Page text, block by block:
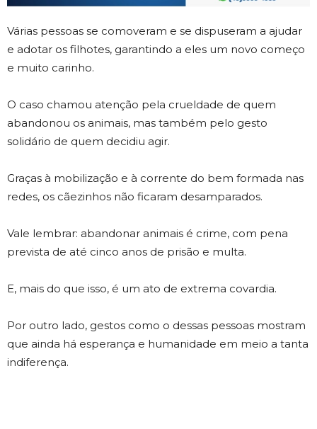
Várias pessoas se comoveram e se dispuseram a ajudar
e adotar os filhotes, garantindo a eles um novo começo
e muito carinho.
O caso chamou atenção pela crueldade de quem
abandonou os animais, mas também pelo gesto
solidário de quem decidiu agir.
Graças à mobilização e à corrente do bem formada nas
redes, os cãezinhos não ficaram desamparados.
Vale lembrar: abandonar animais é crime, com pena
prevista de até cinco anos de prisão e multa.
E, mais do que isso, é um ato de extrema covardia.
Por outro lado, gestos como o dessas pessoas mostram
que ainda há esperança e humanidade em meio a tanta
indiferença.